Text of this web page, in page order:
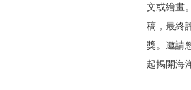
文或繪畫
稿，最終
獎。邀請
起揭開海